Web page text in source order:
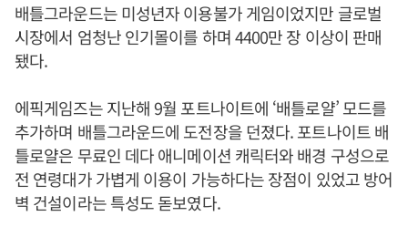
배틀그라운드는 미성년자 이용불가 게임이었지만 글로벌
시장에서 엄청난 인기몰이를 하며 4400만 장 이상이 판매
됐다.
에픽게임즈는 지난해 9월 포트나이트에 ‘배틀로얄’ 모드를
추가하며 배틀그라운드에 도전장을 던졌다. 포트나이트 배
틀로얄은 무료인 데다 애니메이션 캐릭터와 배경 구성으로
전 연령대가 가볍게 이용이 가능하다는 장점이 있었고 방어
벽 건설이라는 특성도 돋보였다.